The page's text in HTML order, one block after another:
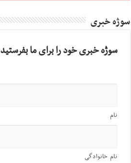
سوژه خبری
سوژه خبری خود را برای ما بفرستید
نام
نام خانوادگی